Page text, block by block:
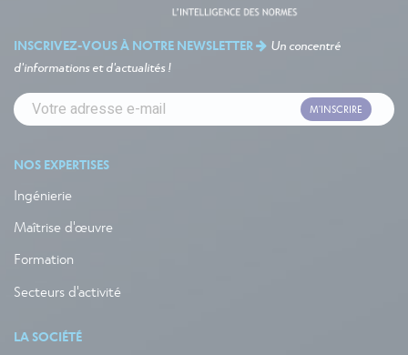
INSCRIVEZ-VOUS À NOTRE NEWSLETTER
Un concentré
d'informations et d'actualités !
M'INSCRIRE
NOS EXPERTISES
Ingénierie
Maîtrise d'œuvre
Formation
Secteurs d'activité
LA SOCIÉTÉ